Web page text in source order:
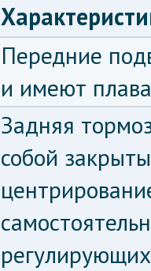
Передние
и имеют
Задняя
собой